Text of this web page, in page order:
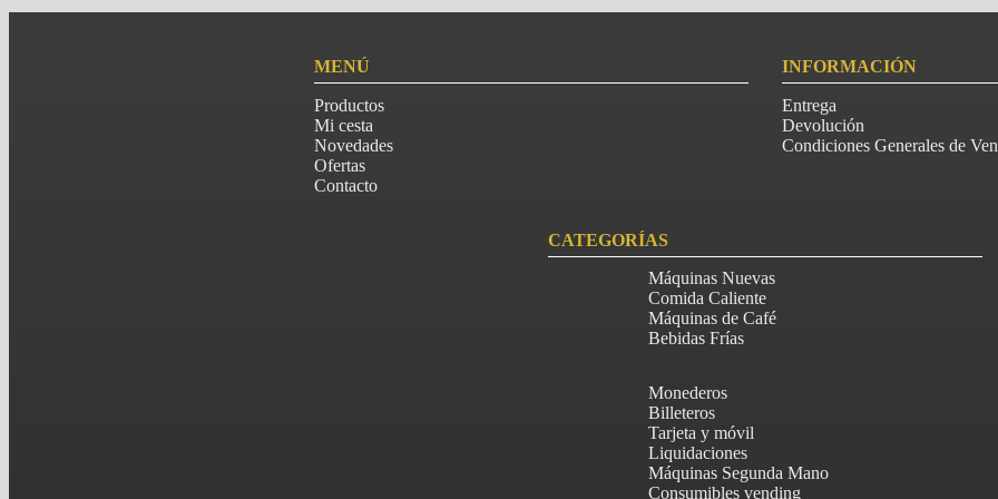
MENÚ
Productos
Mi cesta
Novedades
Ofertas
Contacto
INFORMACIÓN
Entrega
Devolución
Condiciones Generales de
CATEGORÍAS
Máquinas Nuevas
Comida Caliente
Máquinas de Café
Bebidas Frías
Monederos
Billeteros
Tarjeta y móvil
Liquidaciones
Máquinas Segunda Mano
Consumibles vending